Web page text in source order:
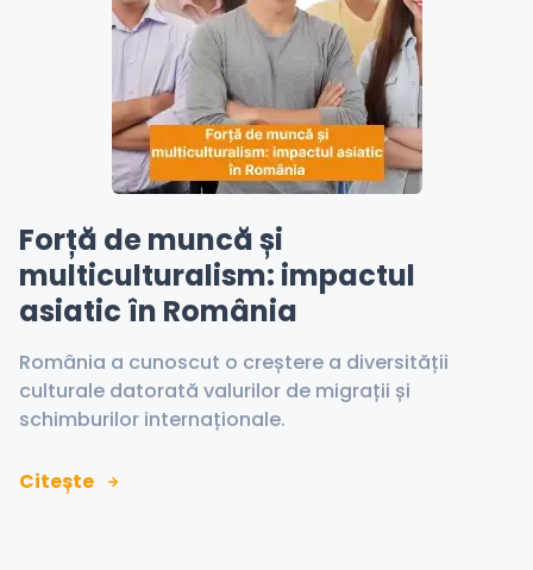
Forță de muncă și
multiculturalism: impactul
asiatic în România
România a cunoscut o creștere a diversității
culturale datorată valurilor de migrații și
schimburilor internaționale.
Citește